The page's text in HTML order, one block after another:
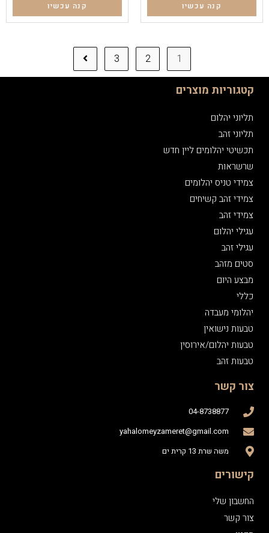
קנה עכשיו קנה עכשיו
1
2
3
קטגוריות מוצרים
תליוני יהלום
תליוני זהב
תכשיטי יהלומים ליין חדש
שרשראות
צמידי טניס יהלומים
צמידי זהב קשיחים
צמידי זהב
עגילי יהלום
עגילי זהב
סטים מזהב
מבצע היום
כללי
יהלומי מעבדה
טבעות נישואין
טבעות יהלום/אירוסין
טבעות זהב
צור קשר
04-8738877
yahalomeyzameret@gmail.com
משה שרת 13 קרית ים
קישורים
החשבון שלי
צור קשר